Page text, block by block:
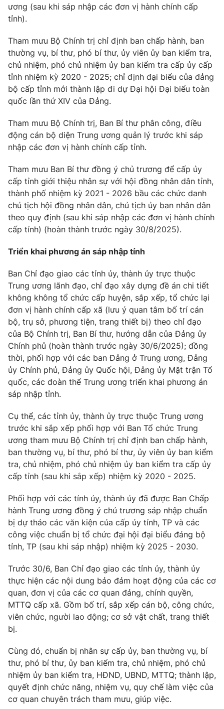
VTV Sức khoẻ Bất động sản
Thị trường 24h Tấm lòng Việt
VTV4 Vươn mình bằng AI
VTV9 VTV8
Liên hệ tòa soạn English
THỜI BÁO VTV
Theo dõi báo trên
Cơ quan báo chí:Thời báo VTV
cấp ngày 29/12/2023
Tổng Biên tập:Vũ Thanh Thủy
Phó Tổng Biên tập: Nguyễn Thị Mỹ Hạnh, Phạm Quốc Thắng,
Nguyễn Trọng Ninh
Tổng đài VTV: 024.38 355 931 - 024.38 355 932
Ðiện thoại Thời báo VTV:024.66 897 897
Email:toasoan@vtv.vn
Liên hệ quảng cáo:024-7300.7108
® Cấm sao chép dưới mọi hình thức nếu không có sự chấp
thuận bằng văn bản. Ghi rõ nguồn VTV.vn khi phát hành lại
thông tin từ website này.
ương (sau khi sáp nhập các đơn vị hành chính cấp
tỉnh).
Tham mưu Bộ Chính trị chỉ định ban chấp hành, ban
thường vụ, bí thư, phó bí thư, ủy viên ủy ban kiểm tra,
chủ nhiệm, phó chủ nhiệm ủy ban kiểm tra cấp ủy cấp
tỉnh nhiệm kỳ 2020 - 2025; chỉ định đại biểu của đảng
bộ cấp tỉnh mới thành lập đi dự Đại hội Đại biểu toàn
quốc lần thứ XIV của Đảng.
Tham mưu Bộ Chính trị, Ban Bí thư phân công, điều
động cán bộ diện Trung ương quản lý trước khi sáp
nhập các đơn vị hành chính cấp tỉnh.
Tham mưu Ban Bí thư đồng ý chủ trương để cấp ủy
cấp tỉnh giới thiệu nhân sự với hội đồng nhân dân tỉnh,
thành phố nhiệm kỳ 2021 - 2026 bầu các chức danh
chủ tịch hội đồng nhân dân, chủ tịch ủy ban nhân dân
theo quy định (sau khi sáp nhập các đơn vị hành chính
cấp tỉnh) (hoàn thành trước ngày 30/8/2025).
Triển khai phương án sáp nhập tỉnh
Ban Chỉ đạo giao các tỉnh ủy, thành ủy trực thuộc
Trung ương lãnh đạo, chỉ đạo xây dựng đề án chi tiết
không không tổ chức cấp huyện, sắp xếp, tổ chức lại
đơn vị hành chính cấp xã (lưu ý quan tâm bố trí cán
bộ, trụ sở, phương tiện, trang thiết bị) theo chỉ đạo
của Bộ Chính trị, Ban Bí thư, hướng dẫn của Đảng ủy
Chính phủ (hoàn thành trước ngày 30/6/2025); đồng
thời, phối hợp với các ban Đảng ở Trung ương, Đảng
ủy Chính phủ, Đảng ủy Quốc hội, Đảng ủy Mặt trận Tổ
quốc, các đoàn thể Trung ương triển khai phương án
sáp nhập tỉnh.
Cụ thể, các tỉnh ủy, thành ủy trực thuộc Trung ương
trước khi sắp xếp phối hợp với Ban Tổ chức Trung
ương tham mưu Bộ Chính trị chỉ định ban chấp hành,
ban thường vụ, bí thư, phó bí thư, ủy viên ủy ban kiểm
tra, chủ nhiệm, phó chủ nhiệm ủy ban kiểm tra cấp ủy
cấp tỉnh (sau khi sắp xếp) nhiệm kỳ 2020 - 2025.
Phối hợp với các tỉnh ủy, thành ủy đã được Ban Chấp
hành Trung ương đồng ý chủ trương sáp nhập chuẩn
bị dự thảo các văn kiện của cấp ủy tỉnh, TP và các
công việc chuẩn bị tổ chức đại hội đại biểu đảng bộ
tỉnh, TP (sau khi sáp nhập) nhiệm kỳ 2025 - 2030.
Trước 30/6, Ban Chỉ đạo giao các tỉnh ủy, thành ủy
thực hiện các nội dung bảo đảm hoạt động của các cơ
quan, đơn vị của các cơ quan đảng, chính quyền,
MTTQ cấp xã. Gồm bố trí, sắp xếp cán bộ, công chức,
viên chức, người lao động; cơ sở vật chất, trang thiết
bị.
Cùng đó, chuẩn bị nhân sự cấp ủy, ban thường vụ, bí
thư, phó bí thư, ủy ban kiểm tra, chủ nhiệm, phó chủ
nhiệm ủy ban kiểm tra, HĐND, UBND, MTTQ; thành lập,
quyết định chức năng, nhiệm vụ, quy chế làm việc của
cơ quan chuyên trách tham mưu, giúp việc.